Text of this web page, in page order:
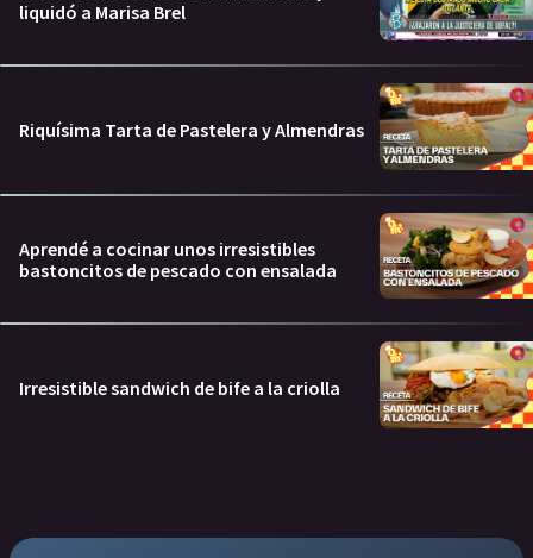
liquidó a Marisa Brel
Riquísima Tarta de Pastelera y Almendras
Aprendé a cocinar unos irresistibles
bastoncitos de pescado con ensalada
Irresistible sandwich de bife a la criolla